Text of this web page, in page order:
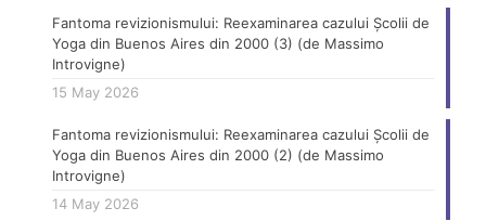
Fantoma revizionismului: Reexaminarea cazului Școlii de
Yoga din Buenos Aires din 2000 (3) (de Massimo
Introvigne)
15 May 2026
Fantoma revizionismului: Reexaminarea cazului Școlii de
Yoga din Buenos Aires din 2000 (2) (de Massimo
Introvigne)
14 May 2026